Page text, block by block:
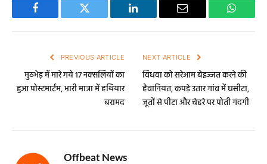
Facebook Twitter LinkedIn Email
PREVIOUS ARTICLE
मुठभेड़ में मारे गये 17 नक्सलियों का
हुआ पोस्टमार्टम, भारी मात्रा में हथियार
बरामद
NEXT ARTICLE
विधवा को सरेआम बेइज्जत करने की
हैवानियत, कपड़े उतार गांव में घसीटा,
जूतों से पीटा और चेहरे पर पोती गंदगी
Offbeat News